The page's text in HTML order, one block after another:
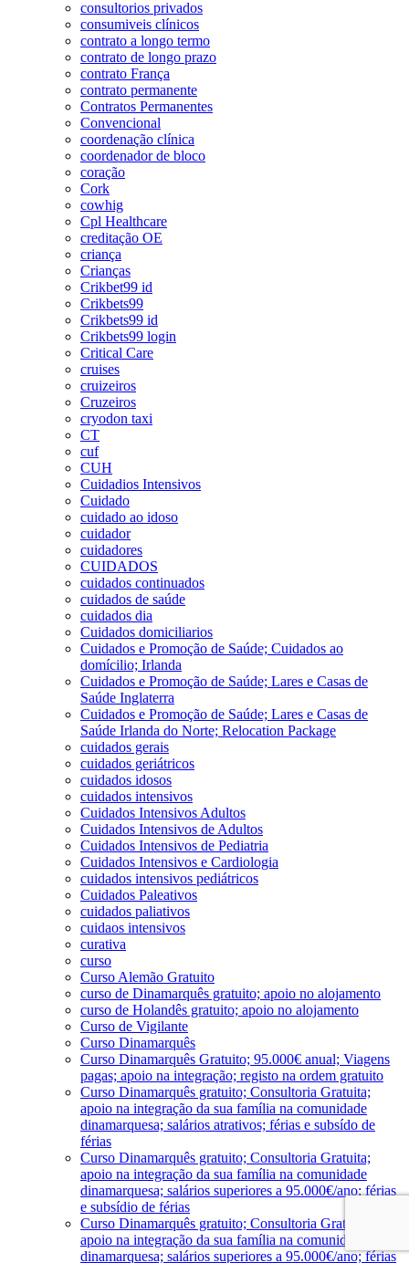
consultorios privados
consumiveis clínicos
contrato a longo termo
contrato de longo prazo
contrato França
contrato permanente
Contratos Permanentes
Convencional
coordenação clínica
coordenador de bloco
coração
Cork
cowhig
Cpl Healthcare
creditação OE
criança
Crianças
Crikbet99 id
Crikbets99
Crikbets99 id
Crikbets99 login
Critical Care
cruises
cruizeiros
Cruzeiros
cryodon taxi
CT
cuf
CUH
Cuidadios Intensivos
Cuidado
cuidado ao idoso
cuidador
cuidadores
CUIDADOS
cuidados continuados
cuidados de saúde
cuidados dia
Cuidados domiciliarios
Cuidados e Promoção de Saúde; Cuidados ao
domícilio; Irlanda
Cuidados e Promoção de Saúde; Lares e Casas de
Saúde Inglaterra
Cuidados e Promoção de Saúde; Lares e Casas de
Saúde Irlanda do Norte; Relocation Package
cuidados gerais
cuidados geriátricos
cuidados idosos
cuidados intensivos
Cuidados Intensivos Adultos
Cuidados Intensivos de Adultos
Cuidados Intensivos de Pediatria
Cuidados Intensivos e Cardiologia
cuidados intensivos pediátricos
Cuidados Paleativos
cuidados paliativos
cuidaos intensivos
curativa
curso
Curso Alemão Gratuito
curso de Dinamarquês gratuito; apoio no alojamento
curso de Holandês gratuito; apoio no alojamento
Curso de Vigilante
Curso Dinamarquês
Curso Dinamarquês Gratuito; 95.000€ anual; Viagens
pagas; apoio na integração; registo na ordem gratuito
Curso Dinamarquês gratuito; Consultoria Gratuita;
apoio na integração da sua família na comunidade
dinamarquesa; salários atrativos; férias e subsído de
férias
Curso Dinamarquês gratuito; Consultoria Gratuita;
apoio na integração da sua família na comunidade
dinamarquesa; salários superiores a 95.000€/ano; férias
e subsídio de férias
Curso Dinamarquês gratuito; Consultoria Gratuita;
apoio na integração da sua família na comunidade
dinamarquesa; salários superiores a 95.000€/ano; férias